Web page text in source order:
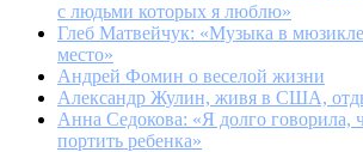
с людьми которых я люблю»
Глеб Матвейчук: «Музыка в
место»
Андрей Фомин о веселой жизни
Александр Жулин, живя в США,
Анна Седокова: «Я долго говорила,
портить ребенка»